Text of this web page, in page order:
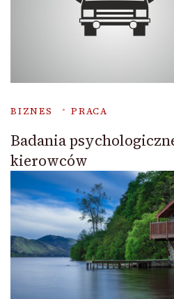
BIZNES PRACA
Badania
kierowców